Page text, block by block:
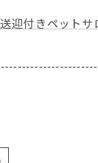
迎付きペットサ